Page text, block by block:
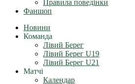
Правила поведінки
Фаншоп
Новини
Команда
Лівий Берег
Лівий Берег U19
Лівий Берег U21
Матчі
Календар